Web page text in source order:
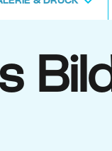
Bild